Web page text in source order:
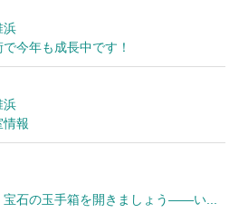
浜
今年も成長中です！
浜
報
石の玉手箱を開きましょう――い...